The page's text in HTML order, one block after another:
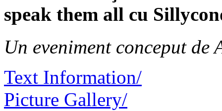
speak them all cu
Un eveniment conceput
Text Information/
Picture Gallery/